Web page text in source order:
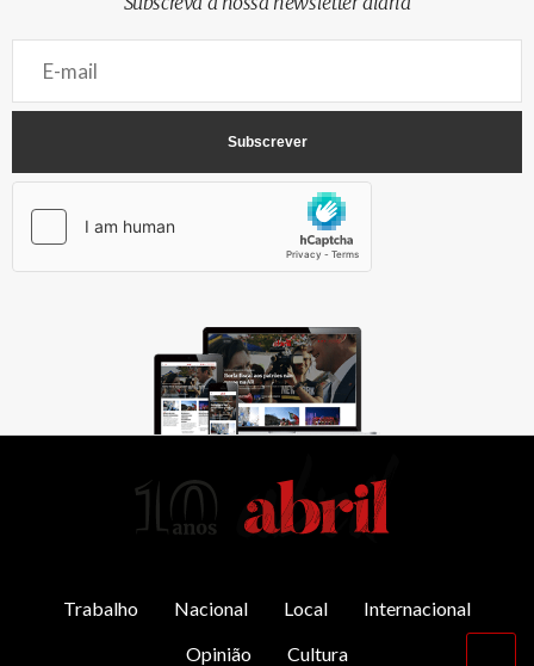
Trabalho Nacional Local
Internacional
Opinião
Cultura